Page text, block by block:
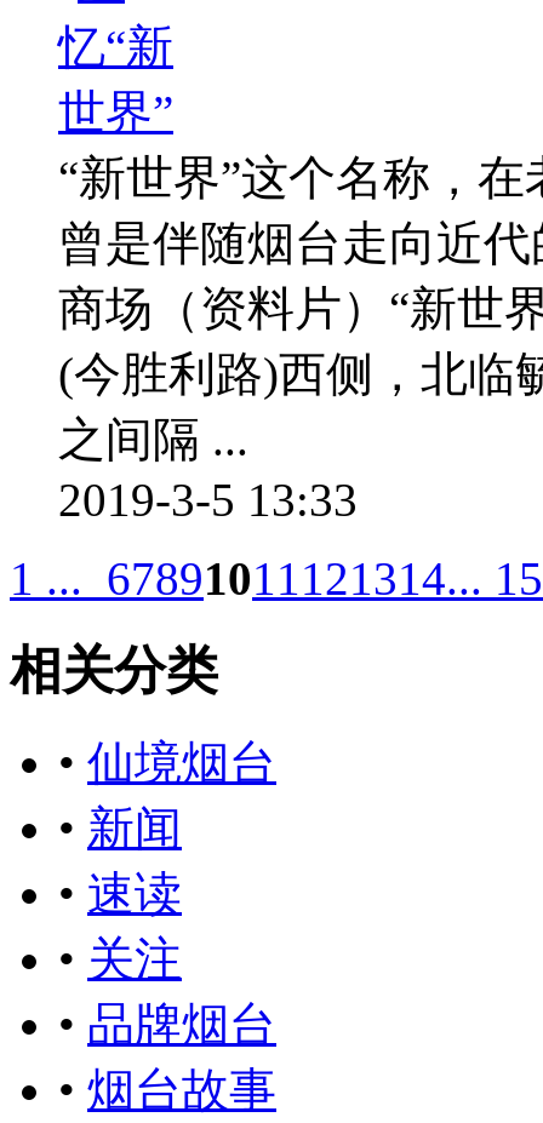
“新世界”这个名称，
曾是伴随烟台走向近
商场（资料片）“新世
(今胜利路)西侧，北临
之间隔 ...
2019-3-5 13:33
1 ... 67891011121314... 15
相关分类
• 仙境烟台
• 新闻
• 速读
• 关注
• 品牌烟台
• 烟台故事